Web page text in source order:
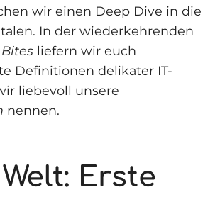
wir einen Deep Dive in die
In der wiederkehrenden
liefern wir euch
Definitionen delikater IT-
liebevoll unsere
nennen.
Erste